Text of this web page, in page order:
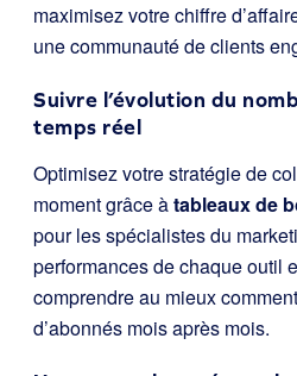
maximisez votre chiffre
une communauté de clients
Suivre l’évolution du
temps réel
Optimisez votre stratégie de
moment grâce àtableaux de
pour les spécialistes du
performances de chaque outil
comprendre au mieux
d’abonnés mois après mois.